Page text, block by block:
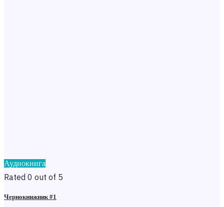
Аудиокнига
Rated 0 out of 5
Чернокнижник #1